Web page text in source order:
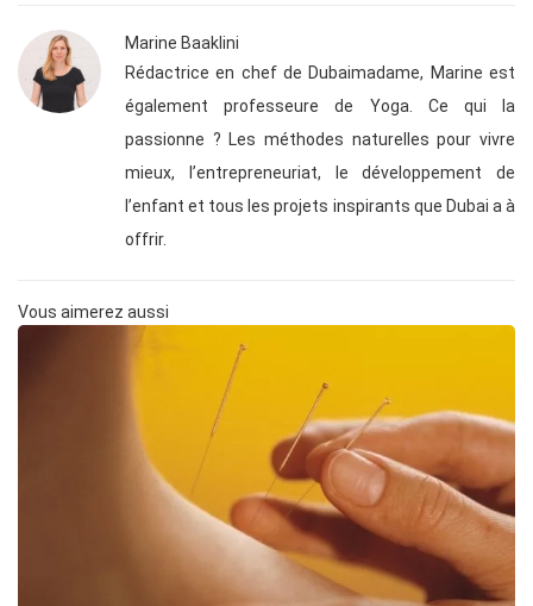
Marine Baaklini
Rédactrice en chef de Dubaimadame, Marine est
également professeure de Yoga. Ce qui la
passionne ? Les méthodes naturelles pour vivre
mieux, l’entrepreneuriat, le développement de
l’enfant et tous les projets inspirants que Dubai a à
offrir.
Vous aimerez aussi